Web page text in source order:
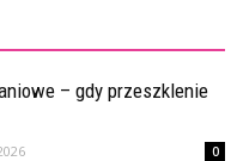
– gdy przeszklenie
0